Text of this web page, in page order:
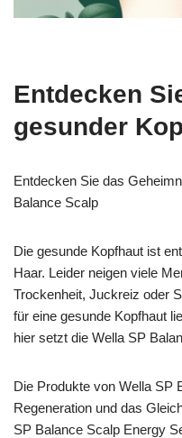
Entdecken
gesunder
Entdecken Sie das
Balance Scalp
Die gesunde Kopfhaut ist
Haar. Leider neigen viele
Trockenheit, Juckreiz oder
für eine gesunde Kopfhaut
hier setzt die Wella SP
Die Produkte von Wella SP
Regeneration und das
SP Balance Scalp Energy